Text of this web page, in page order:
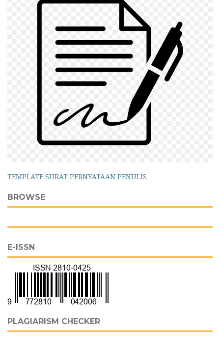
TEMPLATE SURAT PERNYATAAN PENULIS
BROWSE
E-ISSN
PLAGIARISM CHECKER